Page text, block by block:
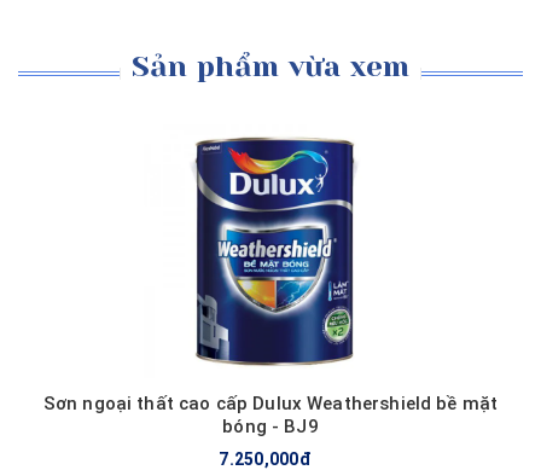
Sản phẩm vừa xem
Sơn ngoại thất cao cấp Dulux Weathershield bề mặt
bóng - BJ9
7.250,000đ